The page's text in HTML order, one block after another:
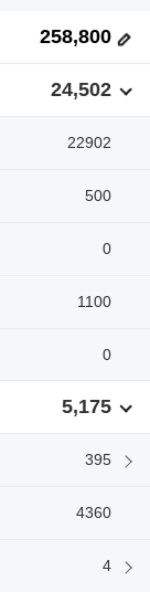
258,800
24,502
22902
500
0
1100
0
5,175
395
4360
4